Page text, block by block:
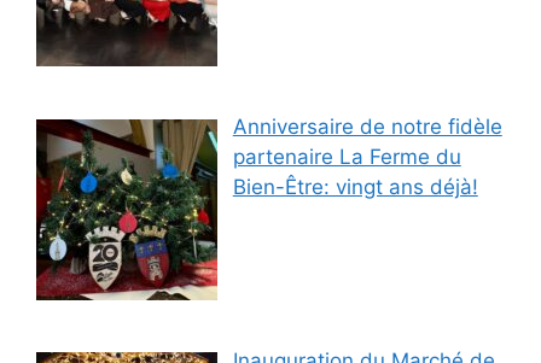
Anniversaire de notre fidèle
partenaire La Ferme du
Bien-Être: vingt ans déjà!